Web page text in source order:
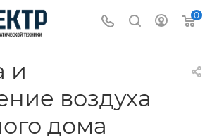
0
и
воздуха
дома